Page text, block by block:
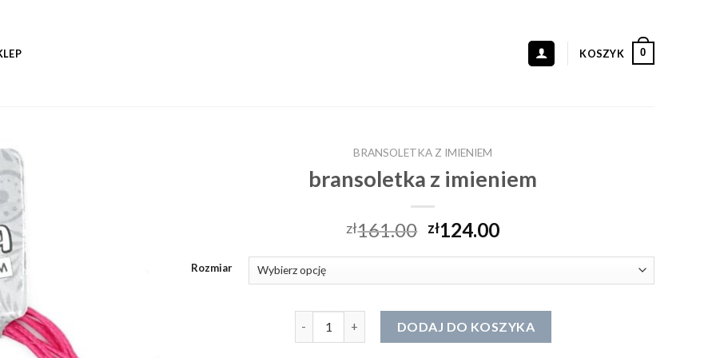
KOSZYK 0
BRANSOLETKA Z IMIENIEM
bransoletka z imieniem
zł161.00 zł124.00
Rozmiar
DODAJ DO KOSZYKA